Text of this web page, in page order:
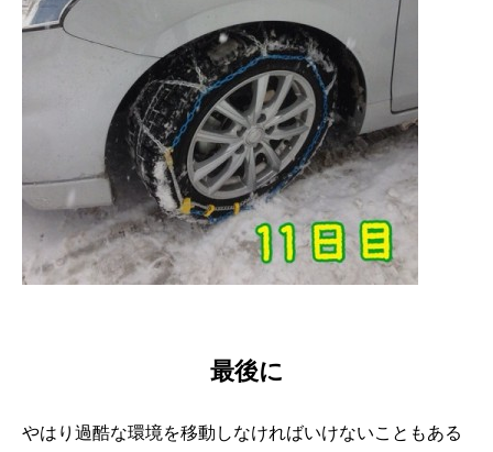
最後に
やはり過酷な環境を移動しなければいけないこともある